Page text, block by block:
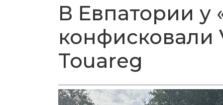
В Евпатории у
конфисковали
Touareg